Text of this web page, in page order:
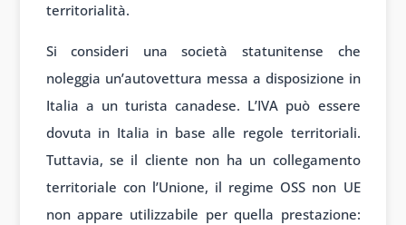
territorialità.
Si consideri una società statunitense che
noleggia un’autovettura messa a disposizione in
Italia a un turista canadese. L’IVA può essere
dovuta in Italia in base alle regole territoriali.
Tuttavia, se il cliente non ha un collegamento
territoriale con l’Unione, il regime OSS non UE
non appare utilizzabile per quella prestazione: